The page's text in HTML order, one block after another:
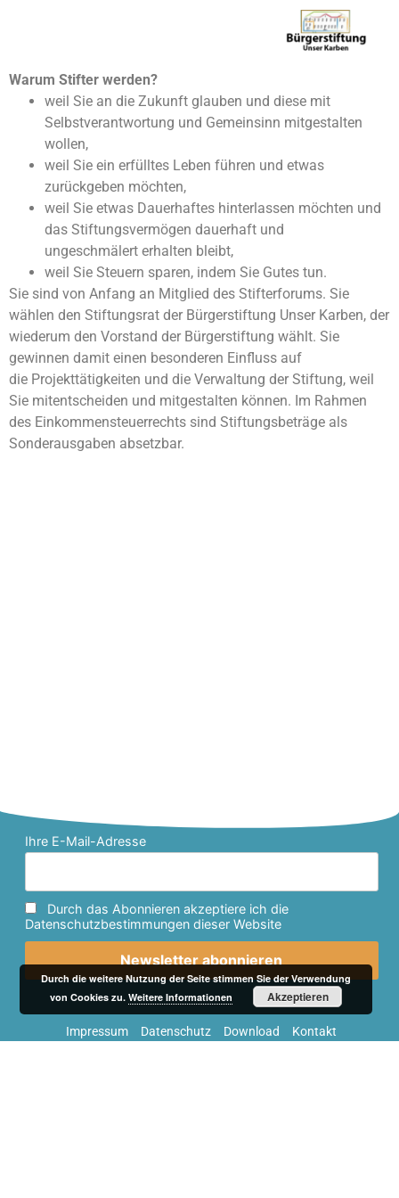
Warum Stifter werden?
weil Sie an die Zukunft glauben und diese mit
Selbstverantwortung und Gemeinsinn mitgestalten
wollen,
weil Sie ein erfülltes Leben führen und etwas
zurückgeben möchten,
weil Sie etwas Dauerhaftes hinterlassen möchten und
das Stiftungsvermögen dauerhaft und
ungeschmälert erhalten bleibt,
weil Sie Steuern sparen, indem Sie Gutes tun.
Sie sind von Anfang an Mitglied des Stifterforums. Sie
wählen den Stiftungsrat der Bürgerstiftung Unser Karben, der
wiederum den Vorstand der Bürgerstiftung wählt. Sie
gewinnen damit einen besonderen Einfluss auf
die Projekttätigkeiten und die Verwaltung der Stiftung, weil
Sie mitentscheiden und mitgestalten können. Im Rahmen
des Einkommensteuerrechts sind Stiftungsbeträge als
Sonderausgaben absetzbar.
Ihre E-Mail-Adresse
Durch das Abonnieren akzeptiere ich die
Datenschutzbestimmungen dieser Website
Impressum Datenschutz Download Kontakt
Durch die weitere Nutzung der Seite stimmen Sie der Verwendung
von Cookies zu.Weitere Informationen Akzeptieren